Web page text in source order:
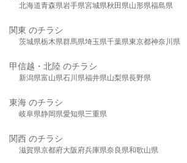
北海道青森県岩手県宮城県秋田県山形県福島県
関東 のチラシ
茨城県栃木県群馬県埼玉県千葉県東京都神奈川県
甲信越・北陸 のチラシ
新潟県富山県石川県福井県山梨県長野県
東海 のチラシ
岐阜県静岡県愛知県三重県
関西 のチラシ
滋賀県京都府大阪府兵庫県奈良県和歌山県